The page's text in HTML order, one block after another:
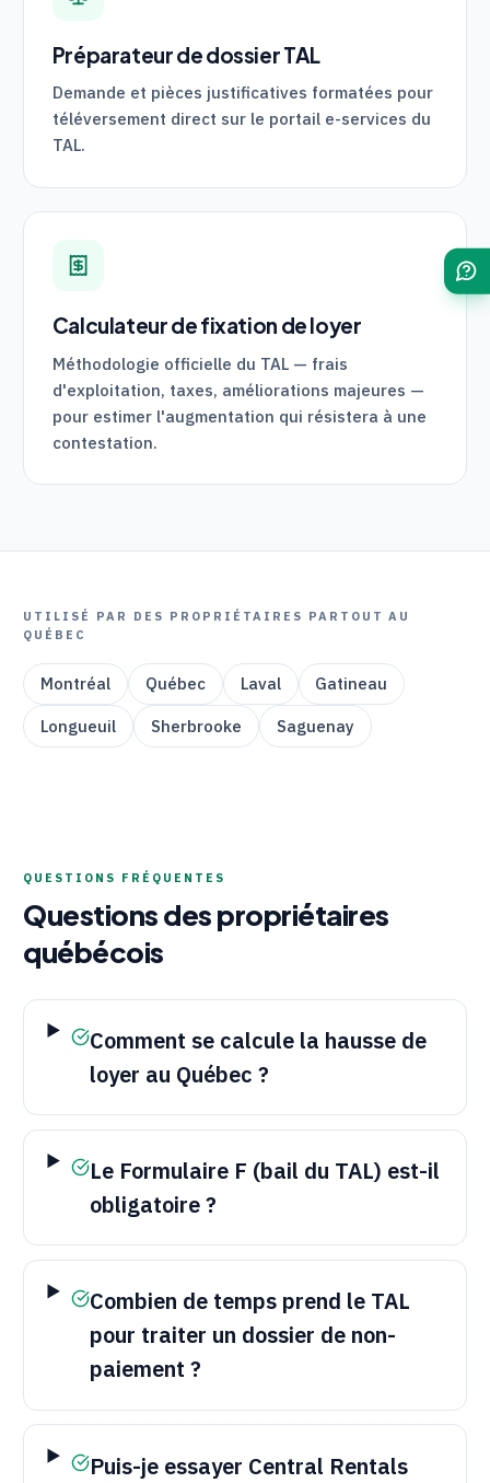
Préparateur de dossierTAL
Demande et pièces justificatives formatées pour
téléversement direct sur le portail e-services du
TAL.
Calculateur de fixation de loyer
Méthodologie officielle du TAL— frais
d'exploitation, taxes, améliorations majeures —
pour estimer l'augmentation qui résistera à une
contestation.
UTILISÉ PAR DES PROPRIÉTAIRES PARTOUT AU
QUÉBEC
Montréal Québec Laval Gatineau
Longueuil Sherbrooke Saguenay
QUESTIONS FRÉQUENTES
Questions des propriétaires
québécois
Comment se calcule la hausse de
loyer au Québec ?
Le Formulaire F (bail du TAL) est-il
obligatoire ?
Combien de temps prend le TAL
pour traiter un dossier de non-
paiement ?
Puis-je essayer Central Rentals